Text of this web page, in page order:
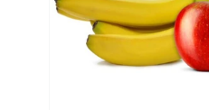
is jelent.